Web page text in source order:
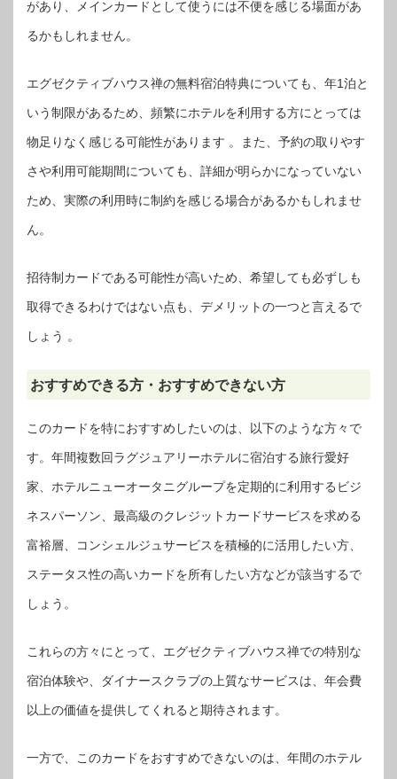
があり、メインカードとして使うには不便を感じる場面があ
るかもしれません。
エグゼクティブハウス禅の無料宿泊特典についても、年1泊と
いう制限があるため、頻繁にホテルを利用する方にとっては
物足りなく感じる可能性があります 。また、予約の取りやす
さや利用可能期間についても、詳細が明らかになっていない
ため、実際の利用時に制約を感じる場合があるかもしれませ
ん。
招待制カードである可能性が高いため、希望しても必ずしも
取得できるわけではない点も、デメリットの一つと言えるで
しょう 。
おすすめできる方・おすすめできない方
このカードを特におすすめしたいのは、以下のような方々で
す。年間複数回ラグジュアリーホテルに宿泊する旅行愛好
家、ホテルニューオータニグループを定期的に利用するビジ
ネスパーソン、最高級のクレジットカードサービスを求める
富裕層、コンシェルジュサービスを積極的に活用したい方、
ステータス性の高いカードを所有したい方などが該当するで
しょう。
これらの方々にとって、エグゼクティブハウス禅での特別な
宿泊体験や、ダイナースクラブの上質なサービスは、年会費
以上の価値を提供してくれると期待されます。
一方で、このカードをおすすめできないのは、年間のホテル